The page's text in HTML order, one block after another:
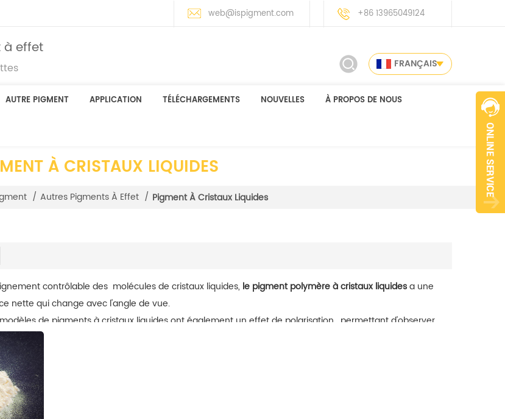
web@ispigment.com +86 13965049124
à effet
FRANÇAIS
AUTRE PIGMENT APPLICATION TÉLÉCHARGEMENTS NOUVELLES À PROPOS DE NOUS
À CRISTAUX LIQUIDES
/ Autres Pigments À Effet / Pigment À Cristaux Liquides
contrôlable des molécules de cristaux liquides, le pigment polymère à cristaux liquidesa une
nette qui change avec l'angle de vue.
de pigments à cristaux liquides ont également un effet de polarisation, permettant d'observer
sous nos